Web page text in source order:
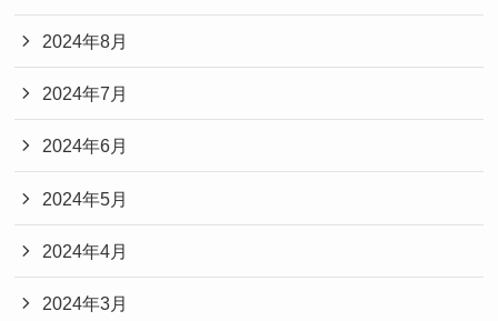
2024年8月
2024年7月
2024年6月
2024年5月
2024年4月
2024年3月